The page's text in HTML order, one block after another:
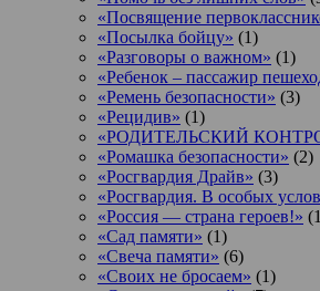
«Посвящение
«Посылка бойцу» (1)
«Разговоры о важном» (1)
«Ребенок – пассажир
«Ремень безопасности» (3)
«Рецидив» (1)
«РОДИТЕЛЬСКИЙ
«Ромашка безопасности» (2)
«Росгвардия Драйв» (3)
«Росгвардия. В особых
«Россия — страна героев!»
«Сад памяти» (1)
«Свеча памяти» (6)
«Своих не бросаем» (1)